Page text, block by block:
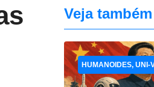
Veja também
HUMANOIDES, UNI-